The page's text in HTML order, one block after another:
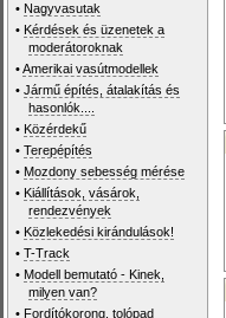
• Nagyvasutak
• Kérdések és üzenetek a
moderátoroknak
•Amerikai vasútmodellek
•Jármű építés, átalakítás és
hasonlók....
• Közérdekű
•Terepépítés
• Mozdony sebesség mérése
• Kiállítások, vásárok,
rendezvények
• Közlekedési kirándulások!
•T-Track
• Modell bemutató - Kinek,
milyen van?
• Fordítókorong, tolópad